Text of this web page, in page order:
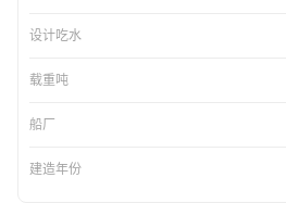
设计吃水
载重吨
船厂
建造年份